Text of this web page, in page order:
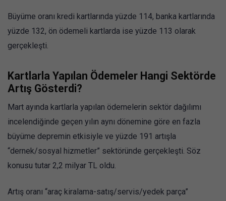
Büyüme oranı kredi kartlarında yüzde 114, banka kartlarında
yüzde 132, ön ödemeli kartlarda ise yüzde 113 olarak
gerçekleşti.
Kartlarla Yapılan Ödemeler Hangi Sektörde
Artış Gösterdi?
Mart ayında kartlarla yapılan ödemelerin sektör dağılımı
incelendiğinde geçen yılın aynı dönemine göre en fazla
büyüme depremin etkisiyle ve yüzde 191 artışla
“dernek/sosyal hizmetler” sektöründe gerçekleşti. Söz
konusu tutar 2,2 milyar TL oldu.
Artış oranı “araç kiralama-satış/servis/yedek parça”